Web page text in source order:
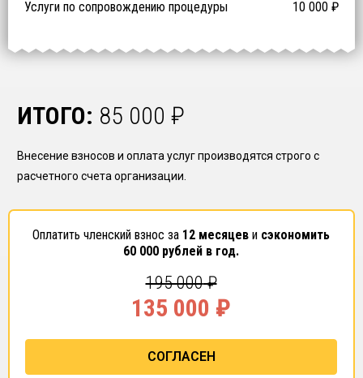
Услуги по сопровождению процедуры 10 000 ₽
ИТОГО: 85 000 ₽
Внесение взносов и оплата услуг производятся строго с
расчетного счета организации.
Оплатить членский взнос за 12 месяцев и сэкономить
60 000 рублей в год.
195 000₽
135 000 ₽
СОГЛАСЕН